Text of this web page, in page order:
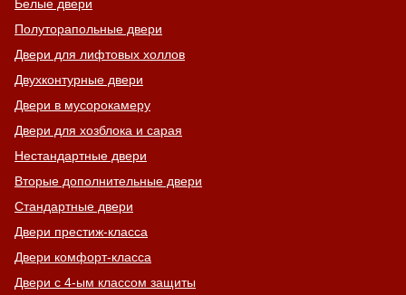
Белые двери
Полуторапольные двери
Двери для лифтовых холлов
Двухконтурные двери
Двери в мусорокамеру
Двери для хозблока и сарая
Нестандартные двери
Вторые дополнительные двери
Стандартные двери
Двери престиж-класса
Двери комфорт-класса
Двери с 4-ым классом защиты